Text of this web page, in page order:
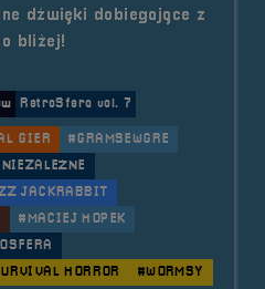
dźwięki dobiegające z
bliżej!
RetroSfera vol. 7
GIER
#GRAMSEWGRE
JACKRABBIT
#MACIEJ HOPEK
HORROR #WORMSY